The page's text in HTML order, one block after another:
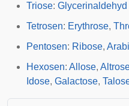
Triose: Glycerinaldehyd
Tetrosen: Erythrose,
Pentosen: Ribose,
Hexosen: Allose,
Idose, Galactose,